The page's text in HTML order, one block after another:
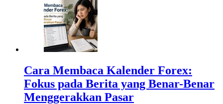
Cara Membaca Kalender Forex:
Fokus pada Berita yang Benar-Benar
Menggerakkan Pasar